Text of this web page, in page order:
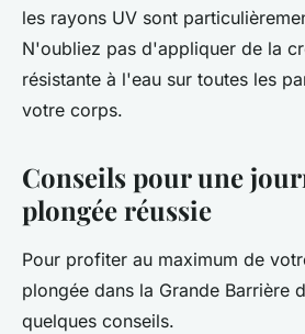
les rayons UV sont
N'oubliez pas d'appliquer de la
résistante à l'eau sur toutes les
votre corps.
Conseils pour une
plongée réussie
Pour profiter au maximum de
plongée dans la Grande Barrière
quelques conseils.